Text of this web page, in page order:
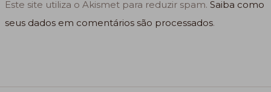
Este site utiliza o Akismet para reduzir spam.Saiba como
seus dados em comentários são processados.